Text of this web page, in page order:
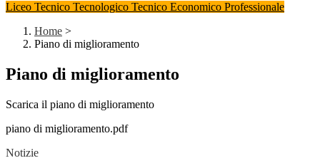
Liceo Tecnico Tecnologico Tecnico Economico Professionale
Home >
Piano di miglioramento
Piano di miglioramento
Scarica il piano di miglioramento
piano di miglioramento.pdf
Notizie